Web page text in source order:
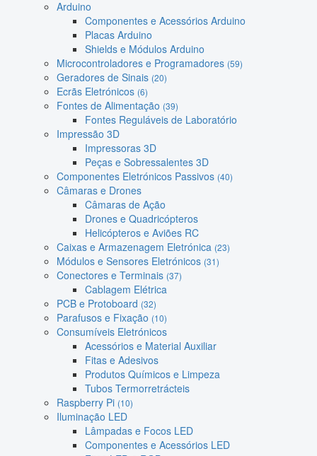
Arduino
Componentes e Acessórios Arduino
Placas Arduino
Shields e Módulos Arduino
Microcontroladores e Programadores (59)
Geradores de Sinais (20)
Ecrãs Eletrónicos (6)
Fontes de Alimentação (39)
Fontes Reguláveis de Laboratório
Impressão 3D
Impressoras 3D
Peças e Sobressalentes 3D
Componentes Eletrónicos Passivos (40)
Câmaras e Drones
Câmaras de Ação
Drones e Quadricópteros
Helicópteros e Aviões RC
Caixas e Armazenagem Eletrónica (23)
Módulos e Sensores Eletrónicos (31)
Conectores e Terminais (37)
Cablagem Elétrica
PCB e Protoboard (32)
Parafusos e Fixação (10)
Consumíveis Eletrónicos
Acessórios e Material Auxiliar
Fitas e Adesivos
Produtos Químicos e Limpeza
Tubos Termorretrácteis
Raspberry Pi (10)
Iluminação LED
Lâmpadas e Focos LED
Componentes e Acessórios LED